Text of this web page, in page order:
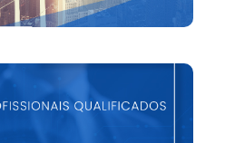
SERVIÇOS